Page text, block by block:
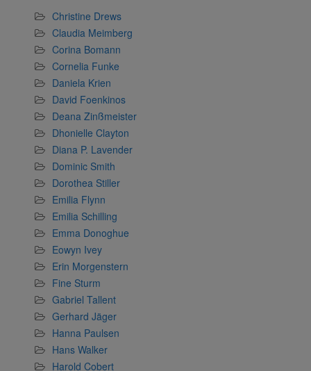
Christine Drews
Claudia Meimberg
Corina Bomann
Cornelia Funke
Daniela Krien
David Foenkinos
Deana Zinßmeister
Dhonielle Clayton
Diana P. Lavender
Dominic Smith
Dorothea Stiller
Emilia Flynn
Emilia Schilling
Emma Donoghue
Eowyn Ivey
Erin Morgenstern
Fine Sturm
Gabriel Tallent
Gerhard Jäger
Hanna Paulsen
Hans Walker
Harold Cobert